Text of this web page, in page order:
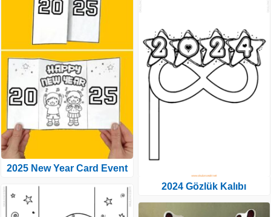
2025 New Year Card Event
2024 Gözlük Kalıbı